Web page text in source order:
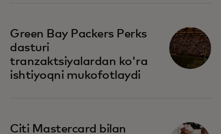
Green Bay Packers Perks
dasturi
tranzaktsiyalardan ko'ra
ishtiyoqni mukofotlaydi
Citi Mastercard bilan